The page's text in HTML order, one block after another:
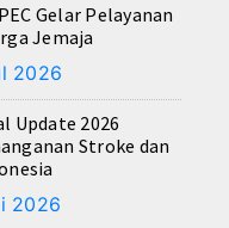
Gelar Pelayanan
Jemaja
2026
Update 2026
Stroke dan
2026